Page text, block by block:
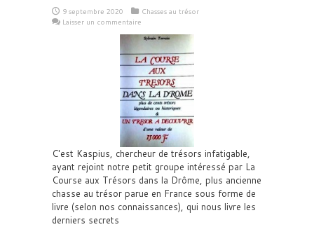
9 septembre 2020
Chasses au trésor
Laisser un commentaire
C'est Kaspius, chercheur de trésors infatigable,
ayant rejoint notre petit groupe intéressé par La
Course aux Trésors dans la Drôme, plus ancienne
chasse au trésor parue en France sous forme de
livre (selon nos connaissances), qui nous livre les
derniers secrets